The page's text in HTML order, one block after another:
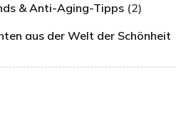
& Anti-Aging-Tipps (2)
aus der Welt der Schönheit